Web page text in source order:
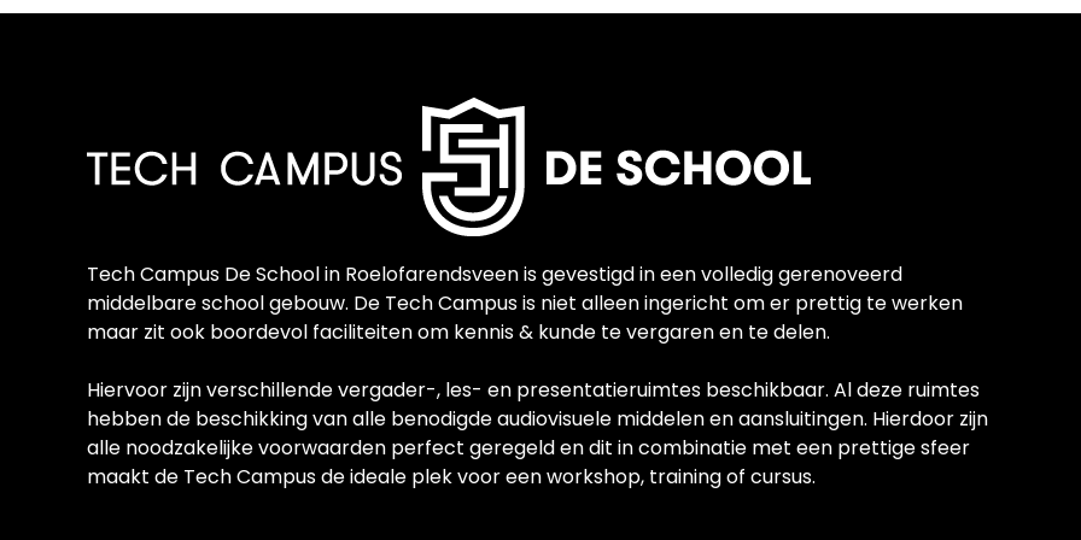
Tech Campus De School in Roelofarendsveen is gevestigd in een volledig gerenoveerd
middelbare school gebouw. De Tech Campus is niet alleen ingericht om er prettig te werken
maar zit ook boordevol faciliteiten om kennis & kunde te vergaren en te delen.
Hiervoor zijn verschillende vergader-, les- en presentatieruimtes beschikbaar. Al deze ruimtes
hebben de beschikking van alle benodigde audiovisuele middelen en aansluitingen. Hierdoor zijn
alle noodzakelijke voorwaarden perfect geregeld en dit in combinatie met een prettige sfeer
maakt de Tech Campus de ideale plek voor een workshop, training of cursus.